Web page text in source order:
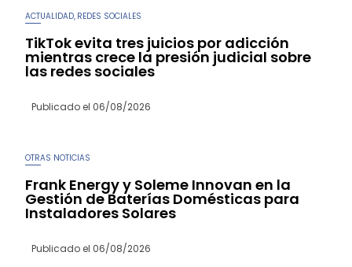
ACTUALIDAD REDES SOCIALES
TikTok evita tres juicios por adicción
mientras crece la presión judicial sobre
las redes sociales
Publicado el 06/08/2026
OTRAS NOTICIAS
Frank Energy y Soleme Innovan en la
Gestión de Baterías Domésticas para
Instaladores Solares
Publicado el 06/08/2026